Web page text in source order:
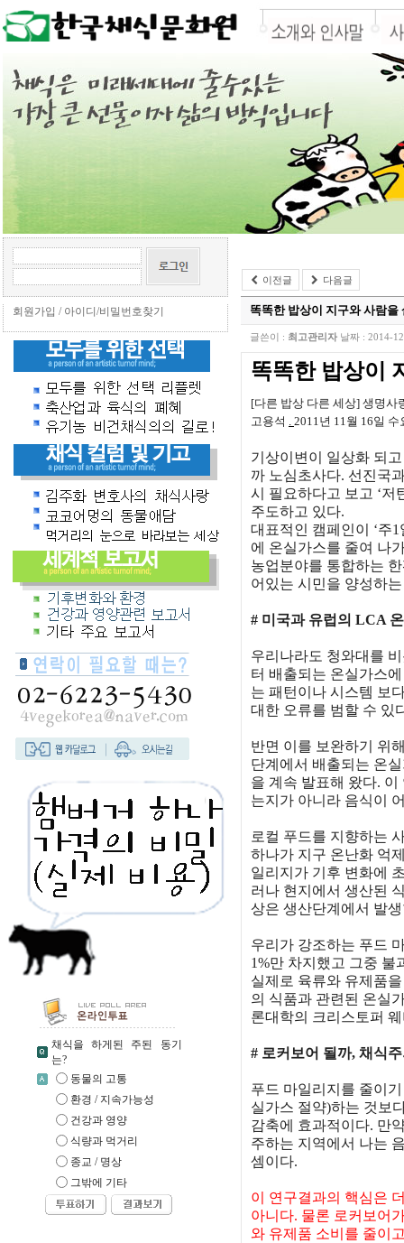
회원가입 / 아이디/비밀번호찾기
채식을 하게된 주된 동기
는?
동물의 고통
환경 / 지속가능성
건강과 영양
식량과 먹거리
종교 / 명상
그밖에 기타
이전글 다음글
똑똑한 밥상이 지구와 사람을
글쓴이 : 최고관리자 날짜 : 2014-
똑똑한 밥상이
[다른 밥상 다른 세상] 생명사
고용석 . 2011년 11월 16일
기상이변이 일상화 되
까 노심초사다. 선진국
시 필요하다고 보고 ‘저
주도하고 있다.
대표적인 캠페인이 ‘주
에 온실가스를 줄여 나
농업분야를 통합하는
어있는 시민을 양성하
# 미국과 유럽의 LCA
우리나라도 청와대를
터 배출되는 온실가스
는 패턴이나 시스템 보
대한 오류를 범할 수 있
반면 이를 보완하기 위
단계에서 배출되는 온실
을 계속 발표해 왔다.
는지가 아니라 음식이
로컬 푸드를 지향하는
하나가 지구 온난화 억
일리지가 기후 변화에
러나 현지에서 생산된
상은 생산단계에서 발
우리가 강조하는 푸드
1%만 차지했고 그중 불
실제로 육류와 유제품
의 식품과 관련된 온실
론대학의 크리스토퍼
# 로커보어 될까, 채식
푸드 마일리지를 줄이
실가스 절약)하는 것보
감축에 효과적이다. 만
주하는 지역에서 나는
셈이다.
이 연구결과의 핵심은
아니다. 물론 로커보어
와 유제품 소비를 줄이